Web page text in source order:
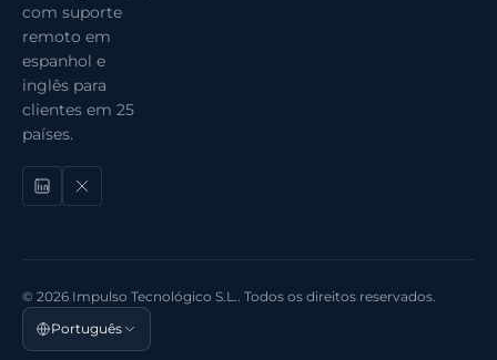
com suporte
remoto em
espanhol e
inglês para
clientes em 25
países.
© 2026 Impulso Tecnológico S.L.. Todos os direitos reservados.
Português